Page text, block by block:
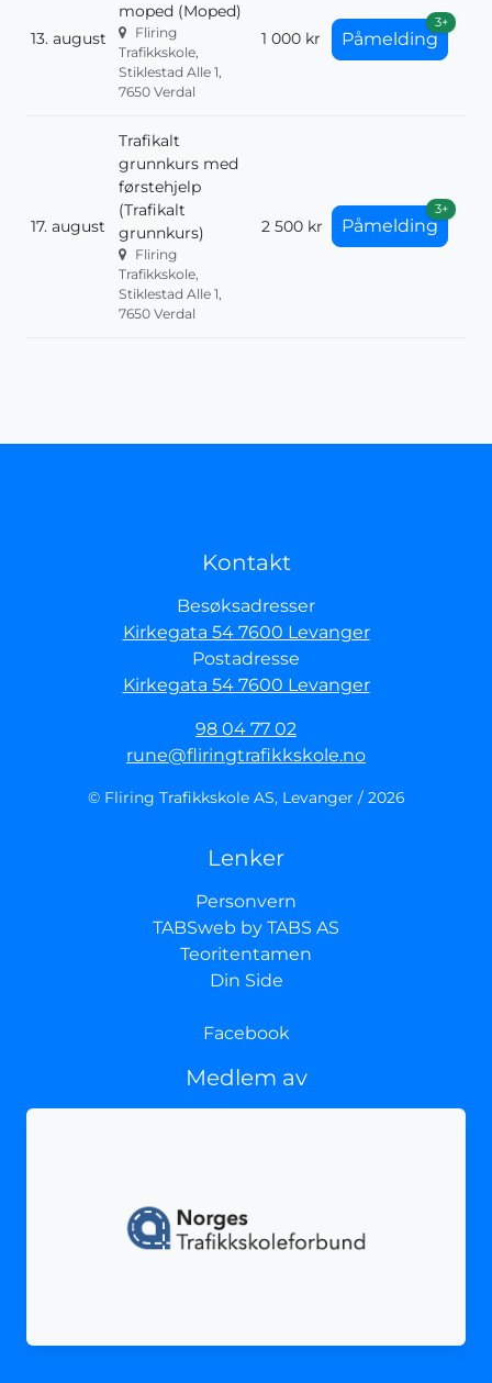
13. august
moped (Moped)
Fliring
Trafikkskole,
Stiklestad Alle 1,
7650 Verdal
1 000 kr Påmelding
3+
17. august
Trafikalt
grunnkurs med
førstehjelp
(Trafikalt
grunnkurs)
Fliring
Trafikkskole,
Stiklestad Alle 1,
7650 Verdal
2 500 kr Påmelding
3+
Kontakt
Besøksadresser
Kirkegata 54 7600 Levanger
Postadresse
Kirkegata 54 7600 Levanger
98 04 77 02
rune@fliringtrafikkskole.no
© Fliring Trafikkskole AS, Levanger / 2026
Lenker
Personvern
TABSweb by TABS AS
Teoritentamen
Din Side
Facebook
Medlem av